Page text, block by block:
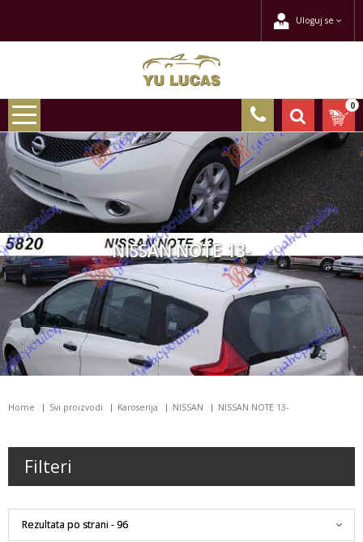
Uloguj se
0
NISSAN NOTE 13-
Home Svi proizvodi Karoserija NISSAN NISSAN NOTE 13-
Filteri